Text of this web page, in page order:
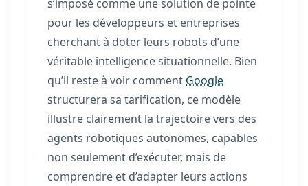
s’imposé comme une solution de pointe
pour les développeurs et entreprises
cherchant à doter leurs robots d’une
véritable intelligence situationnelle. Bien
qu’il reste à voir comment Google
structurera sa tarification, ce modèle
illustre clairement la trajectoire vers des
agents robotiques autonomes, capables
non seulement d’exécuter, mais de
comprendre et d’adapter leurs actions